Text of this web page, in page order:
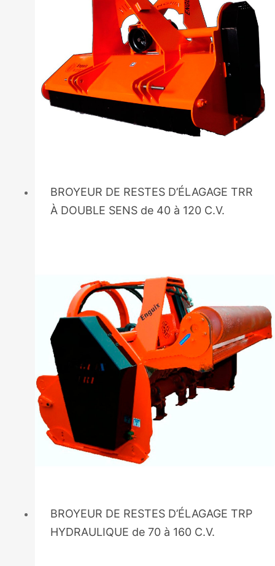
BROYEUR DE RESTES D’ÉLAGAGE TRR
À DOUBLE SENS de 40 à 120 C.V.
BROYEUR DE RESTES D’ÉLAGAGE TRP
HYDRAULIQUE de 70 à 160 C.V.